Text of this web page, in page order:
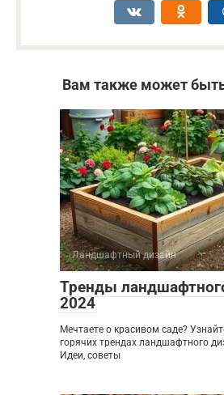
Вам также может
Ландшафтный дизайн
Тренды
2024
Мечтаете о красивом саде?
горячих трендах ландшафтного
Идеи, советы